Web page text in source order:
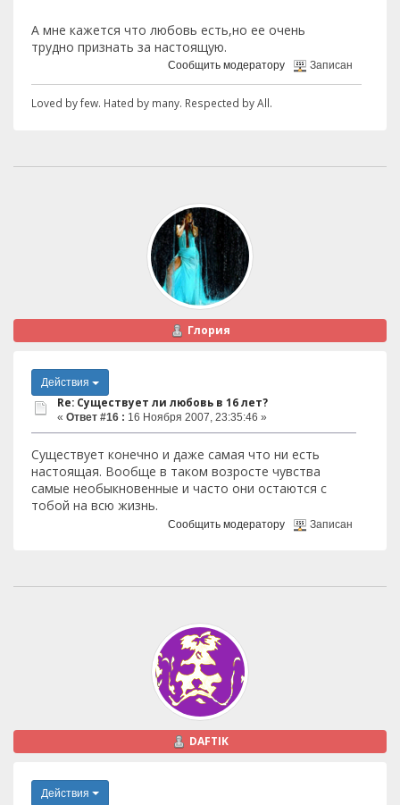
А мне кажется что любовь есть,но ее очень
трудно признать за настоящую.
Сообщить модератору Записан
Loved by few. Hated by many. Respected by All.
Глория
Действия
Re: Существует ли любовь в 16 лет?
« Ответ #16 : 16 Ноября 2007, 23:35:46 »
Существует конечно и даже самая что ни есть
настоящая. Вообще в таком возросте чувства
самые необыкновенные и часто они остаются с
тобой на всю жизнь.
Сообщить модератору Записан
DAFTIK
Действия